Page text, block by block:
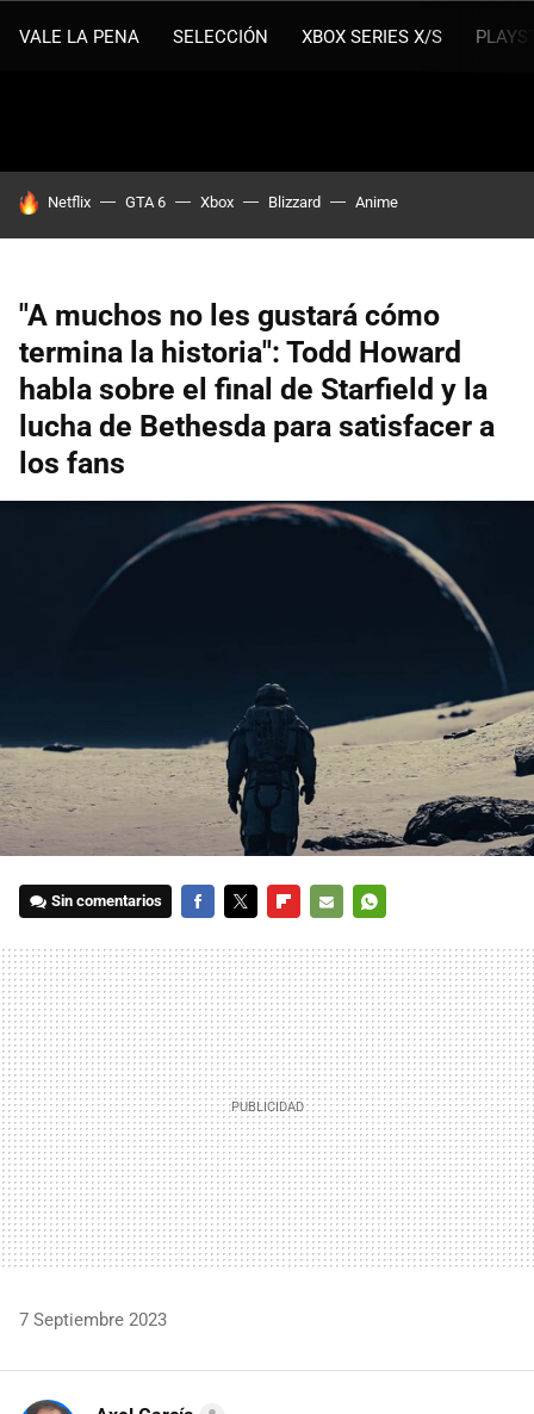
VALE LA PENA SELECCIÓN XBOX SERIES X/S
HOY SE HABLA DE
Netflix GTA 6 Xbox Blizzard Anime
"A muchos no les gustará cómo
termina la historia": Todd Howard
habla sobre el final de Starfield y la
lucha de Bethesda para satisfacer a
los fans
Sin comentarios
MAIL
7 Septiembre 2023